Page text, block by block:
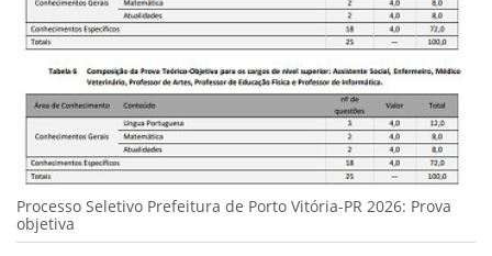
Processo Seletivo Prefeitura de Porto Vitória-PR 2026: Prova
objetiva